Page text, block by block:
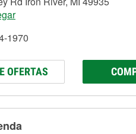
1970
OFERTAS